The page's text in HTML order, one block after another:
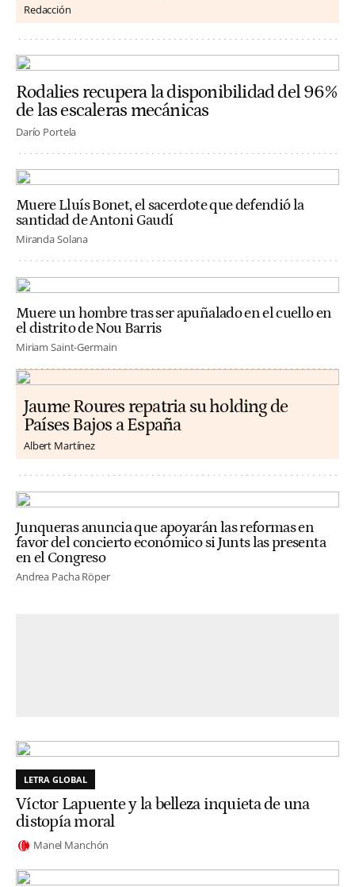
Redacción
Rodalies recupera la disponibilidad del 96%
de las escaleras mecánicas
Darío Portela
Muere Lluís Bonet, el sacerdote que defendió la
santidad de Antoni Gaudí
Miranda Solana
Muere un hombre tras ser apuñalado en el cuello en
el distrito de Nou Barris
Miriam Saint-Germain
Jaume Roures repatria su holding de
Países Bajos a España
Albert Martínez
Junqueras anuncia que apoyarán las reformas en
favor del concierto económico si Junts las presenta
en el Congreso
Andrea Pacha Röper
LETRA GLOBAL
Víctor Lapuente y la belleza inquieta de una
distopía moral
Manel Manchón